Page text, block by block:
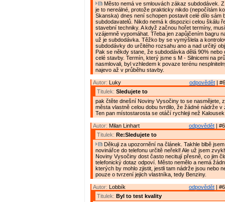
Město nemá ve smlouvách zákaz subdodávek.
je to nereálné, protože prakticky nikdo (nepočítám
Skanska) dnes není schopen postavit celé dílo sám
subdodavatelů. Nikdo nemá k dispozici celou škálu
stavební techniky. A když začnou hořet termíny,
vzájemně vypomáhat. Třeba jen zapůjčením bagru
už je subdodávka. Těžko by se vymýšlela a
subdodávky do určitého rozsahu ano a nad určitý
Pak se někdy stane, že subdodávka dělá 90% nebo
celé stavby. Termín, který jsme s M - Silnicemi na
nasmlovali, byl vzhledem k povaze terénu
najevo až v průběhu stavby.
odpovědět |
Autor: Luky
Titulek: Sledujete to
pak čtěte dnešní Noviny Vysočiny to se nasmějete,
města vlastně celou dobu tvrdilo, že žádné nádrže v
Ten pan místostarosta se otáčí rychleji než Kalousek
odpovědět |
Autor: Milan Linhart
Titulek: Re:Sledujete to
Děkuji za upozornění na článek. Takhle blbě
novinářce do telefonu určitě neřekl! Ale už jsem
Noviny Vysočiny dost často necitují přesně, co jim
telefonický dotaz odpoví. Město nemělo a nemá
kterých by mohlo zjistit, jestli tam nádrže jsou nebo
pouze o tvrzení jejich vlastníka, tedy Benziny.
odpovědět |
Autor: Lobbík
Titulek: Byl to test kvality